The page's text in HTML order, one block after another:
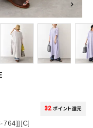
764]][C]
32 ポイント還元